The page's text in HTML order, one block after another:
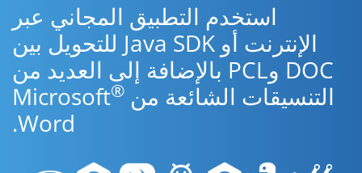
استخدم التطبيق المجاني عبر
الإنترنت أو Java SDK للتحويل بين
DOC وPCL بالإضافة إلى العديد من
التنسيقات الشائعة من Microsoft ®
Word.